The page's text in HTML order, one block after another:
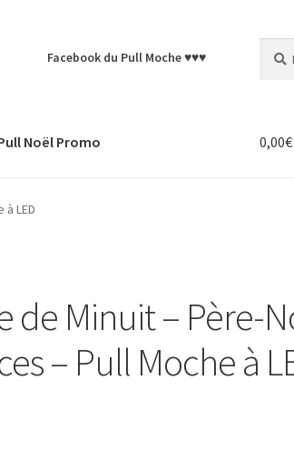
Facebook du Pull Moche ♥♥♥
pour :
Noël Promo 0,00€
LED
de Minuit – Père-
– Pull Moche à